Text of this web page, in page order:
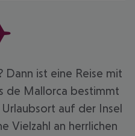
Dann ist eine Reise mit
de Mallorca bestimmt
auf der Insel
Vielzahl an herrlichen